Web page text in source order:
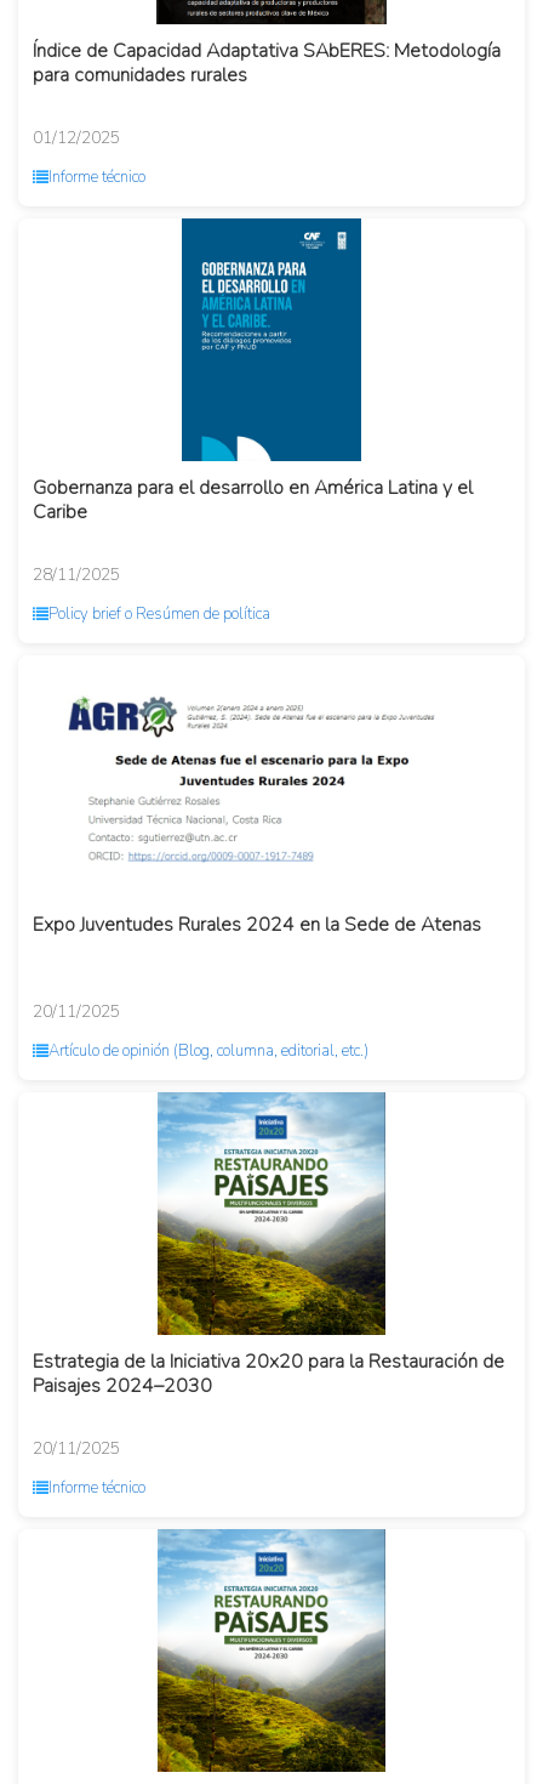
Índice de Capacidad Adaptativa SAbERES: Metodología
para comunidades rurales
01/12/2025
Informe técnico
Gobernanza para el desarrollo en América Latina y el
Caribe
28/11/2025
Policy brief o Resúmen de política
Expo Juventudes Rurales 2024 en la Sede de Atenas
20/11/2025
Artículo de opinión (Blog, columna, editorial, etc.)
Estrategia de la Iniciativa 20x20 para la Restauración de
Paisajes 2024–2030
20/11/2025
Informe técnico